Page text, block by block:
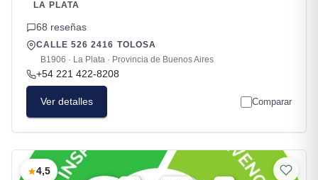
LA PLATA
68 reseñas
CALLE 526 2416 TOLOSA
B1906 · La Plata · Provincia de Buenos Aires
+54 221 422-8208
Ver detalles Comparar
4,5